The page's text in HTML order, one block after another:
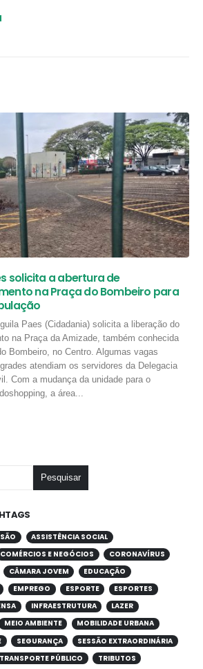
solicita a abertura de
na Praça do Bombeiro para
Paes (Cidadania) solicita a liberação do
na Praça da Amizade, também conhecida
Bombeiro, no Centro. Algumas vagas
atendiam os servidores da Delegacia
Com a mudança da unidade para o
a área...
Pesquisar
ASSISTÊNCIA SOCIAL
COMÉRCIOS E NEGÓCIOS
CORONAVÍRUS
CÂMARA JOVEM
EDUCAÇÃO
EMPREGO ESPORTE
ESPORTES
INFRAESTRUTURA
LAZER
MEIO AMBIENTE
MOBILIDADE URBANA
SEGURANÇA
SESSÃO EXTRAORDINÁRIA
TRANSPORTE PÚBLICO
TRIBUTOS